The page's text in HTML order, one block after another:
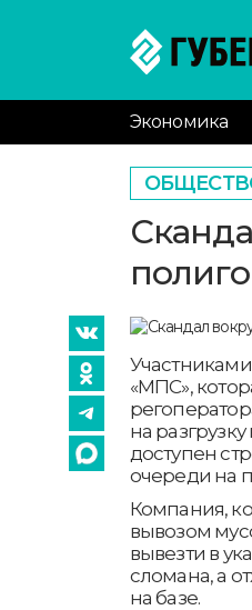
Экономика
«МПС»,
на
доступен
очереди на
Компания,
вывозом
вывезти в
сломана, а
на базе.